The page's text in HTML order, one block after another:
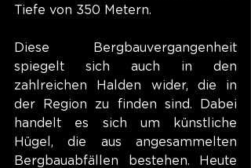
Tiefe von 350 Metern.
Diese Bergbauvergangenheit
spiegelt sich auch in den
zahlreichen Halden wider, die in
der Region zu finden sind. Dabei
handelt es sich um künstliche
Hügel, die aus angesammelten
Bergbauabfällen bestehen. Heute